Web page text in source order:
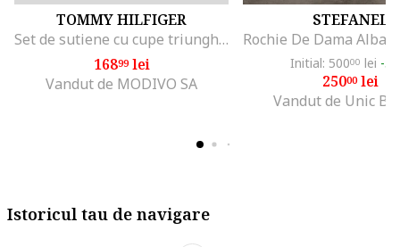
TOMMY HILFIGER
Set de sutiene cu cupe triunghiulare si detaliu logo - 3 perechi, Alb/Negru/Gri melange
16899lei
Vandut de MODIVO SA
STEFANEL
Initial: 50000 lei -
25000lei
Vandut de Unic
Istoricul tau de navigare